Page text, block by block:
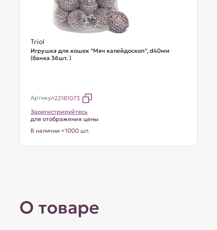
Triol
Игрушка для кошек "Мяч калейдоскоп", d40мм
(банка 36шт. )
Артикул22181073
Зарегистрируйтесь
для отображения цены
В наличии <1000 шт.
О товаре